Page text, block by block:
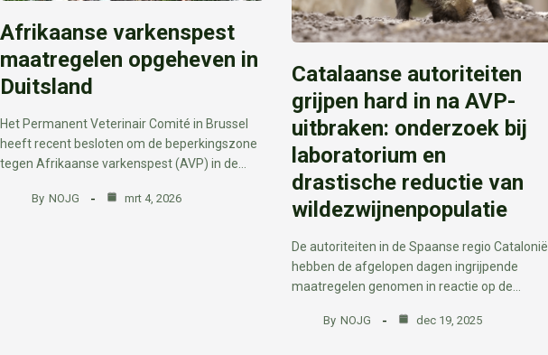
Afrikaanse varkenspest
maatregelen opgeheven in
Duitsland
Het Permanent Veterinair Comité in Brussel
heeft recent besloten om de beperkingszone
tegen Afrikaanse varkenspest (AVP) in de…
By NOJG mrt 4, 2026
Catalaanse autoriteiten
grijpen hard in na AVP-
uitbraken: onderzoek bij
laboratorium en
drastische reductie van
wildezwijnenpopulatie
De autoriteiten in de Spaanse regio Catalonië
hebben de afgelopen dagen ingrijpende
maatregelen genomen in reactie op de…
By NOJG dec 19, 2025